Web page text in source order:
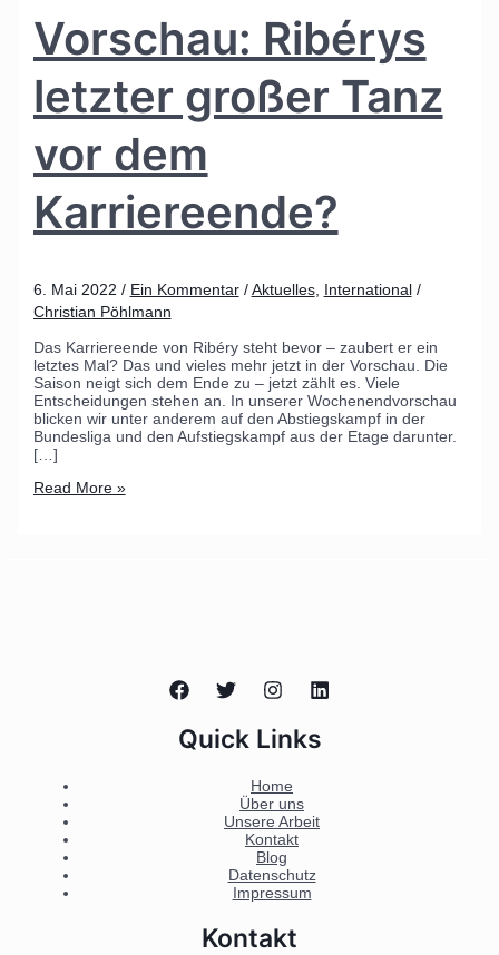
Vorschau: Ribérys
letzter großer Tanz
vor dem
Karriereende?
6. Mai 2022 / Ein Kommentar /Aktuelles, International/
Christian Pöhlmann
Das Karriereende von Ribéry steht bevor – zaubert er ein
letztes Mal? Das und vieles mehr jetzt in der Vorschau. Die
Saison neigt sich dem Ende zu – jetzt zählt es. Viele
Entscheidungen stehen an. In unserer Wochenendvorschau
blicken wir unter anderem auf den Abstiegskampf in der
Bundesliga und den Aufstiegskampf aus der Etage darunter.
[…]
Read More »
Quick Links
Home
Über uns
Unsere Arbeit
Kontakt
Blog
Datenschutz
Impressum
Kontakt